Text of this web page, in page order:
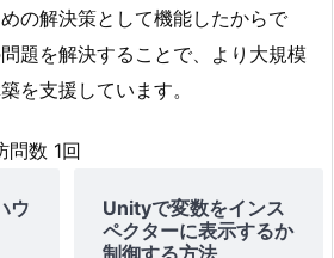
の解決策として機能したからで
題を解決することで、より大規模
を支援しています。
問数 1回
ウ
Unityで変数をインス
ペクターに表示するか
制御する方法